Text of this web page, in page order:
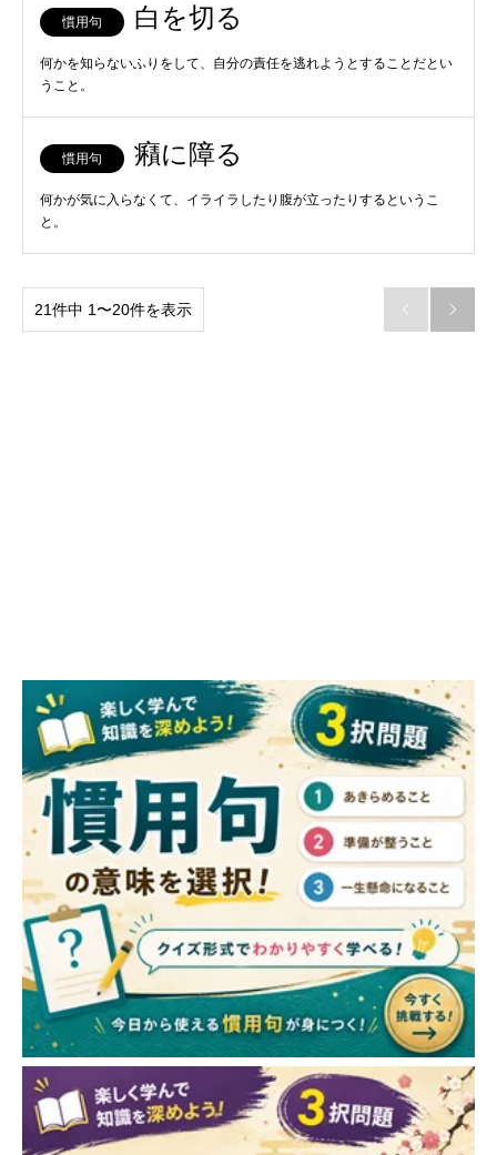
慣用句 白を切る
何かを知らないふりをして、自分の責任を逃れようとすることだとい
うこと。
慣用句 癪に障る
何かが気に入らなくて、イライラしたり腹が立ったりするというこ
と。
21件中 1〜20件を表示  